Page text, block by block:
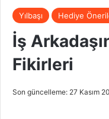
Yılbaşı Hediye
İş
Fikirleri
Son güncelleme: 27 Kasım